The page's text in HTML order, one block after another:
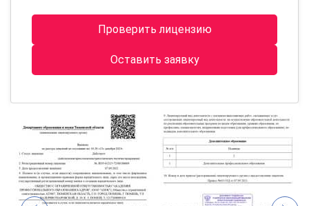
Проверить лицензию
Оставить заявку